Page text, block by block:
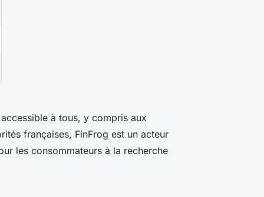
à tous, y compris aux
françaises, FinFrog est un acteur
les consommateurs à la recherche